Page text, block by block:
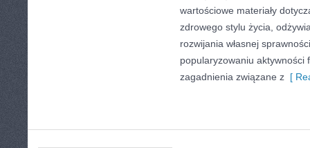
wartościowe materiały
zdrowego stylu życia,
rozwijania własnej
popularyzowaniu aktywności
zagadnienia związane z [